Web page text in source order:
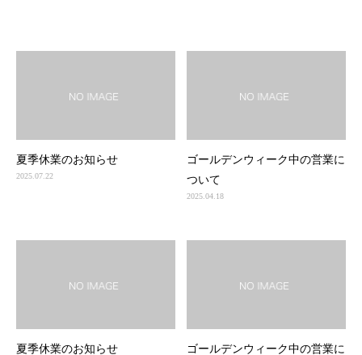
夏季休業のお知らせ
2025.07.22
ゴールデンウィーク中の営業に
ついて
2025.04.18
夏季休業のお知らせ
ゴールデンウィーク中の営業に